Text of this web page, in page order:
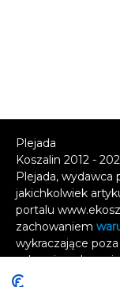
Plejada
Koszalin 2012 -
Plejada, wydawca
jakichkolwiek
portalu
zachowaniem
wykraczające
zabronione bez
się, w jaki sposób